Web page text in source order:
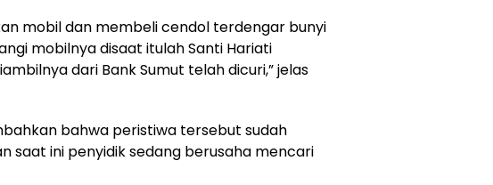
mobil dan membeli cendol terdengar bunyi
mobilnya disaat itulah Santi Hariati
dari Bank Sumut telah dicuri,” jelas
bahwa peristiwa tersebut sudah
saat ini penyidik sedang berusaha mencari